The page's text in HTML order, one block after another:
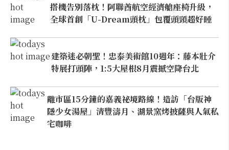
搭機告別落枕！阿聯酋航空經濟艙座椅升級，
全球首創「U-Dream頭枕」包覆頭頸超好睡
建築迷必朝聖！忠泰美術館10週年：藤本壯介
特展打頭陣，1:5大屋根8月震撼空降台北
離市區15分鐘的嘉義祕境路線！造訪「台版神
隱少女湯屋」清豐濤月、湖景窯烤披薩與人氣私
宅咖啡